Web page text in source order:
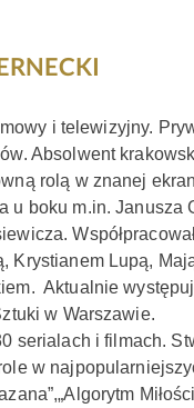
i telewizyjny.
Absolwent
rolą w znanej
u boku m.in. Janusza
Krystianem Lupą,
Aktualnie
w Warszawie.
serialach i filmach.
w